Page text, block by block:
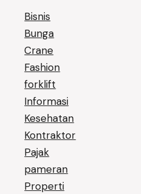
Bisnis
Bunga
Crane
Fashion
forklift
Informasi
Kesehatan
Kontraktor
Pajak
pameran
Properti